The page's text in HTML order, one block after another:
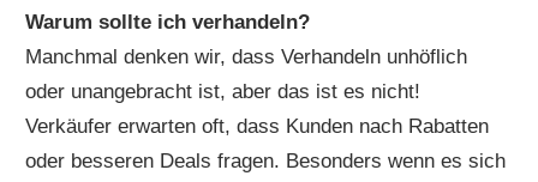
Warum sollte ich verhandeln?
Manchmal denken wir, dass Verhandeln unhöflich
oder unangebracht ist, aber das ist es nicht!
Verkäufer erwarten oft, dass Kunden nach Rabatten
oder besseren Deals fragen. Besonders wenn es sich